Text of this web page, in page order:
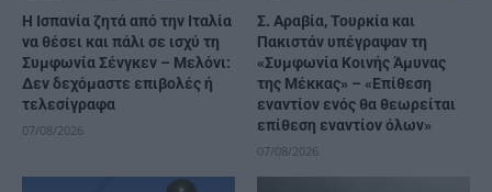
H Ισπανία ζητά από την Ιταλία
να θέσει και πάλι σε ισχύ τη
Συμφωνία Σένγκεν – Μελόνι:
Δεν δεχόμαστε επιβολές ή
τελεσίγραφα
07/08/2026
Σ. Αραβία, Τουρκία και
Πακιστάν υπέγραψαν τη
«Συμφωνία Κοινής Άμυνας
της Μέκκας» – «Επίθεση
εναντίον ενός θα θεωρείται
επίθεση εναντίον όλων»
07/08/2026